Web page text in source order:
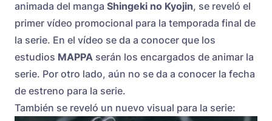
animada del manga Shingeki no Kyojin, se reveló el
primer vídeo promocional para la temporada final de
la serie. En el vídeo se da a conocer que los
estudios MAPPA serán los encargados de animar la
serie. Por otro lado, aún no se da a conocer la fecha
de estreno para la serie.
También se reveló un nuevo visual para la serie: